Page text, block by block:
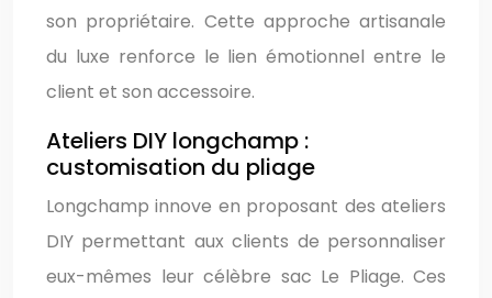
son propriétaire. Cette approche artisanale
du luxe renforce le lien émotionnel entre le
client et son accessoire.
Ateliers DIY longchamp :
customisation du pliage
Longchamp innove en proposant des ateliers
DIY permettant aux clients de personnaliser
eux-mêmes leur célèbre sac Le Pliage. Ces